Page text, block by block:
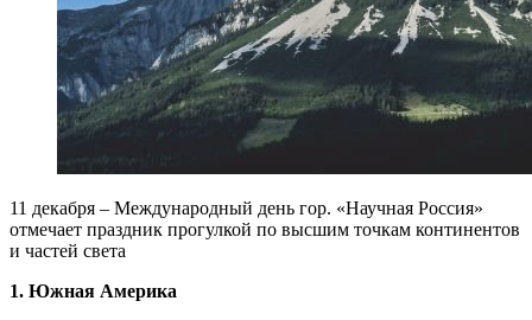
11 декабря – Международный день гор. «Научная Россия»
отмечает праздник прогулкой по высшим точкам континентов
и частей света
1. Южная Америка